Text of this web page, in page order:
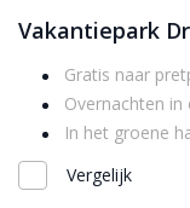
Vakantiepark
Gratis naar
Overnachten
In het groene
Vergelijk